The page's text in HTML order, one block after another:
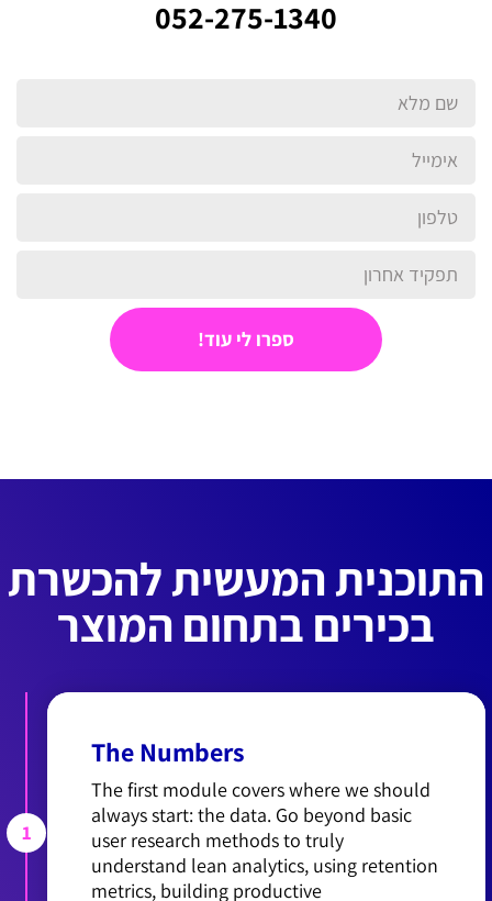
ספרו לי עוד!
התוכנית המעשית להכשרת
בכירים בתחום המוצר
The Numbers
The first module covers where we should
always start: the data. Go beyond basic
user research methods to truly
understand lean analytics, using retention
metrics, building productive
1